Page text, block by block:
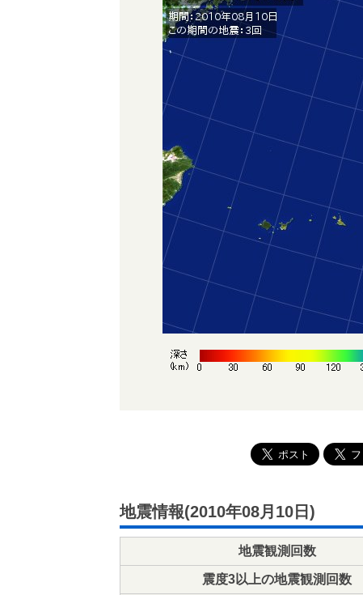
地震情報(2010年08月10日)
地震観測回数
震度3以上の地震観測回数